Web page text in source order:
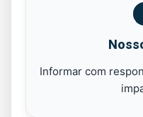
Informar com